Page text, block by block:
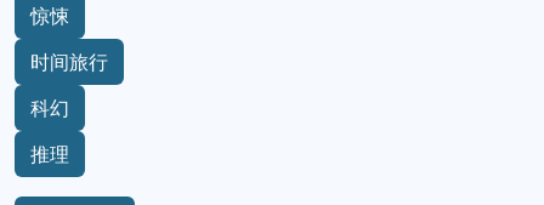
惊悚
时间旅行
科幻
推理